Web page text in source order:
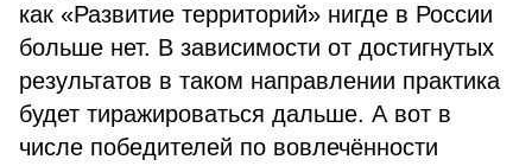
как «Развитие территорий» нигде в России
больше нет. В зависимости от достигнутых
результатов в таком направлении практика
будет тиражироваться дальше. А вот в
числе победителей по вовлечённости